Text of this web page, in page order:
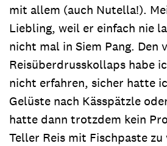
mit allem (auch Nutella!).
Liebling, weil er einfach nie
nicht mal in Siem Pang. Den
Reisüberdrusskollaps habe
nicht erfahren, sicher hatte
Gelüste nach Kässpätzle
hatte dann trotzdem kein
Teller Reis mit Fischpaste